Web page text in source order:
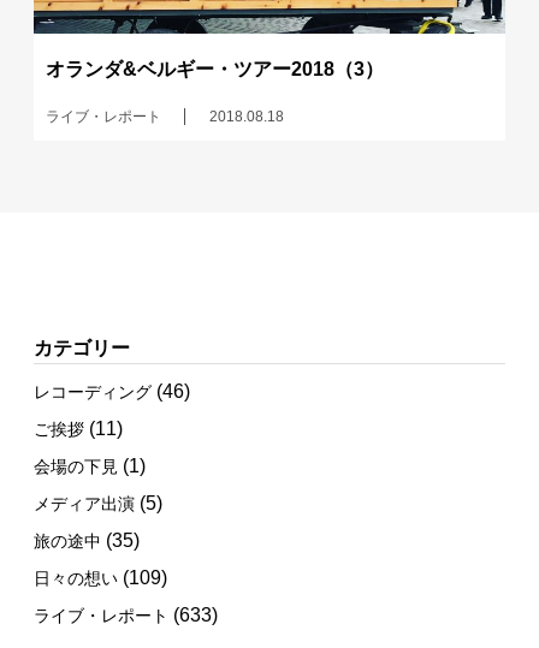
オランダ&ベルギー・ツアー2018（3）
ライブ・レポート 2018.08.18
カテゴリー
レコーディング (46)
ご挨拶 (11)
会場の下見 (1)
メディア出演 (5)
旅の途中 (35)
日々の想い (109)
ライブ・レポート (633)